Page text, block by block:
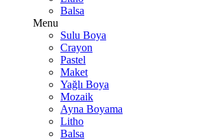
Balsa
Menu
Sulu Boya
Crayon
Pastel
Maket
Yağlı Boya
Mozaik
Ayna Boyama
Litho
Balsa